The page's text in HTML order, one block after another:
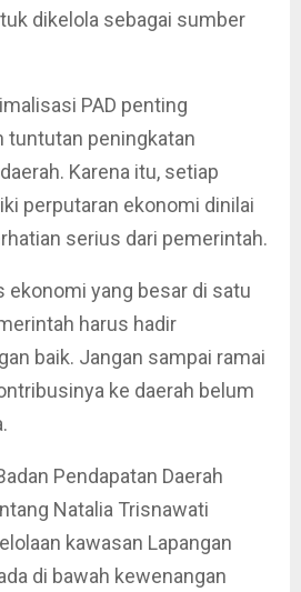
dikelola sebagai sumber
PAD penting
tuntutan peningkatan
Karena itu, setiap
perputaran ekonomi dinilai
serius dari pemerintah.
ekonomi yang besar di satu
harus hadir
baik. Jangan sampai ramai
ke daerah belum
Pendapatan Daerah
Natalia Trisnawati
kawasan Lapangan
di bawah kewenangan